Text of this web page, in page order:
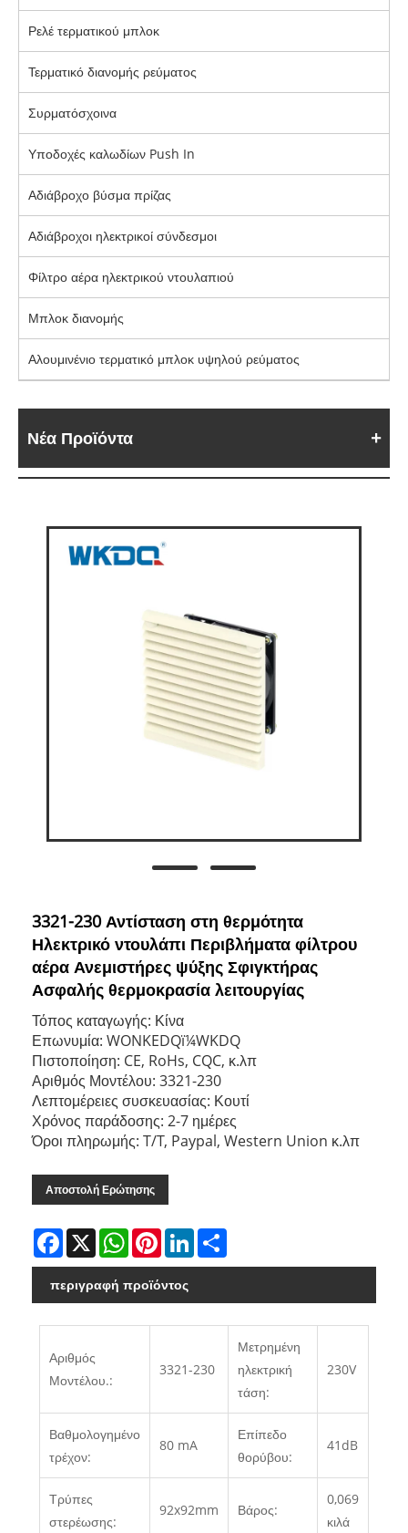
Ρελέ τερματικού μπλοκ
Τερματικό διανομής ρεύματος
Συρματόσχοινα
Υποδοχές καλωδίων Push In
Αδιάβροχο βύσμα πρίζας
Αδιάβροχοι ηλεκτρικοί σύνδεσμοι
Φίλτρο αέρα ηλεκτρικού ντουλαπιού
Μπλοκ διανομής
Αλουμινένιο τερματικό μπλοκ υψηλού ρεύματος
Νέα Προϊόντα
3321-230 Αντίσταση στη θερμότητα
Ηλεκτρικό ντουλάπι Περιβλήματα φίλτρου
αέρα Ανεμιστήρες ψύξης Σφιγκτήρας
Ασφαλής θερμοκρασία λειτουργίας
Τόπος καταγωγής: Κίνα
Επωνυμία: WONKEDQï¼WKDQ
Πιστοποίηση: CE, RoHs, CQC, κ.λπ
Αριθμός Μοντέλου: 3321-230
Λεπτομέρειες συσκευασίας: Κουτί
Χρόνος παράδοσης: 2-7 ημέρες
Όροι πληρωμής: T/T, Paypal, Western Union κ.λπ
Αποστολή Ερώτησης
Facebook
X WhatsAppPinterestLinkedIn
περιγραφή προϊόντος
Αριθμός
Μοντέλου.:
3321-230
Μετρημένη
ηλεκτρική
τάση:
230V
Βαθμολογημένο
τρέχον:
80 mA
Επίπεδο
θορύβου:
41dB
Τρύπες
στερέωσης:
92x92mm Βάρος:
0,069
κιλά